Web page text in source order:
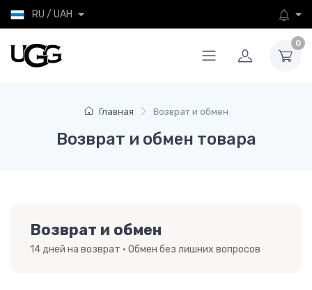
RU / UAH
0
Главная Возврат и обмен
Возврат и обмен товара
Возврат и обмен
14 дней на возврат · Обмен без лишних вопросов